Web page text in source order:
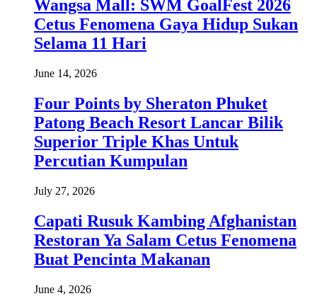
Wangsa Mall: SWM GoalFest 2026
Cetus Fenomena Gaya Hidup Sukan
Selama 11 Hari
June 14, 2026
Four Points by Sheraton Phuket
Patong Beach Resort Lancar Bilik
Superior Triple Khas Untuk
Percutian Kumpulan
July 27, 2026
Capati Rusuk Kambing Afghanistan
Restoran Ya Salam Cetus Fenomena
Buat Pencinta Makanan
June 4, 2026